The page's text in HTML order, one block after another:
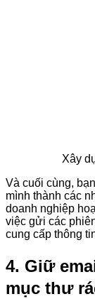
Xây
Và cuối cùng,
mình thành các
doanh nghiệp
việc gửi các
cung cấp thông
4. Giữ
mục thư